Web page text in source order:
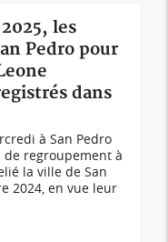
les
Pedro pour
dans
à San Pedro
de regroupement à
la ville de San
2024, en vue leur